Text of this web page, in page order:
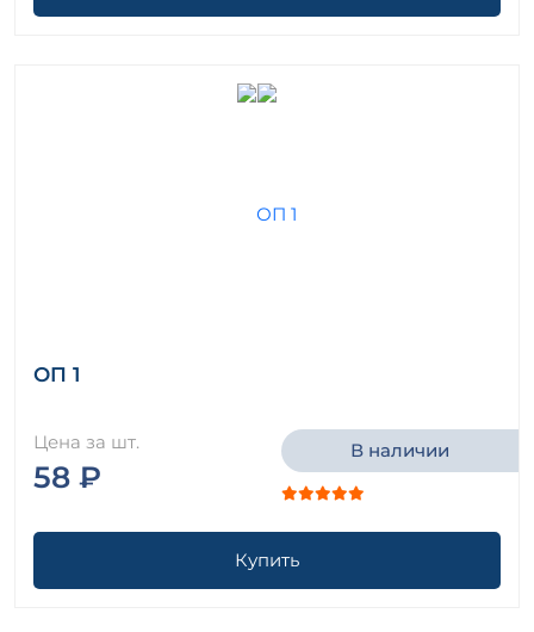
ОП 1
Цена за шт.
58 ₽
В наличии
Купить